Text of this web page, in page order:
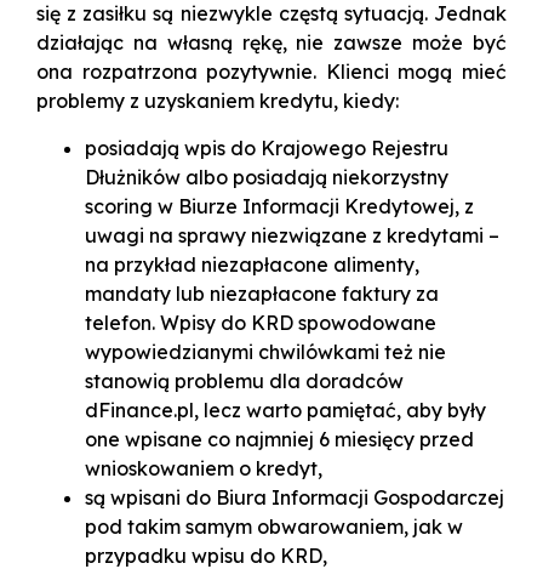
się z zasiłku są niezwykle częstą sytuacją. Jednak
działając na własną rękę, nie zawsze może być
ona rozpatrzona pozytywnie. Klienci mogą mieć
problemy z uzyskaniem kredytu, kiedy:
posiadają wpis do Krajowego Rejestru
Dłużników albo posiadają niekorzystny
scoring w Biurze Informacji Kredytowej, z
uwagi na sprawy niezwiązane z kredytami –
na przykład niezapłacone alimenty,
mandaty lub niezapłacone faktury za
telefon. Wpisy do KRD spowodowane
wypowiedzianymi chwilówkami też nie
stanowią problemu dla doradców
dFinance.pl, lecz warto pamiętać, aby były
one wpisane co najmniej 6 miesięcy przed
wnioskowaniem o kredyt,
są wpisani do Biura Informacji Gospodarczej
pod takim samym obwarowaniem, jak w
przypadku wpisu do KRD,